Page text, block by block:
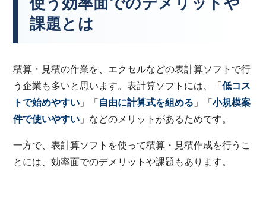
課題とは
積算・見積の作業を、エクセルなどの表計算ソフトで行
う企業も多いと思います。表計算ソフトには、「低コス
トで始めやすい 」「 自由に計算式を組める 」「小規模案
件で使いやすい 」などのメリットがあるためです。
一方で、表計算ソフトを使って積算・見積作成を行うこ
とには、効率面でのデメリットや課題もあります。